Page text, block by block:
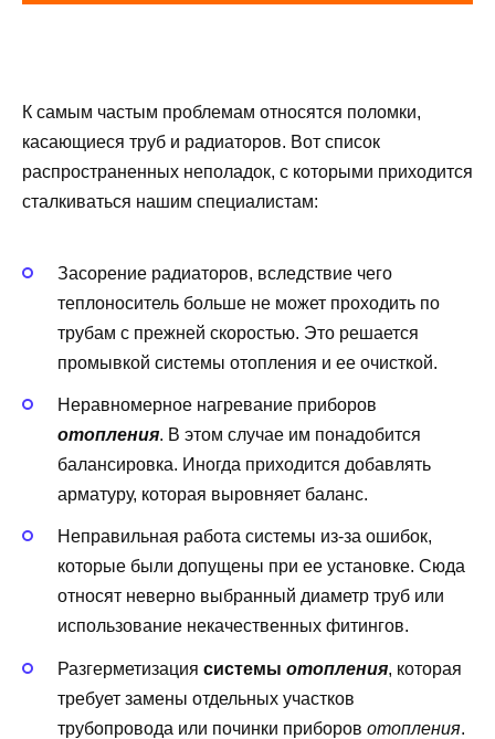
К самым частым проблемам относятся поломки,
касающиеся труб и радиаторов. Вот список
распространенных неполадок, с которыми приходится
сталкиваться нашим специалистам:
Засорение радиаторов, вследствие чего
теплоноситель больше не может проходить по
трубам с прежней скоростью. Это решается
промывкой системы отопления и ее очисткой.
Неравномерное нагревание приборов
отопления. В этом случае им понадобится
балансировка. Иногда приходится добавлять
арматуру, которая выровняет баланс.
Неправильная работа системы из-за ошибок,
которые были допущены при ее установке. Сюда
относят неверно выбранный диаметр труб или
использование некачественных фитингов.
Разгерметизация системы отопления, которая
требует замены отдельных участков
трубопровода или починки приборов отопления.